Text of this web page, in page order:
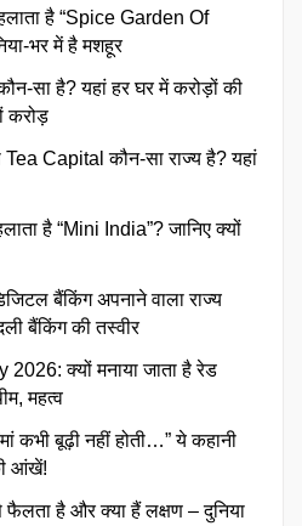
है “Spice Garden Of
भर में है मशहूर
सा है? यहां हर घर में करोड़ों की
करोड़
Capital कौन-सा राज्य है? यहां
है “Mini India”? जानिए क्यों
बैंकिंग अपनाने वाला राज्य
बैंकिंग की तस्वीर
क्यों मनाया जाता है रेड
महत्व
कभी बूढ़ी नहीं होती…” ये कहानी
आंखें!
है और क्या हैं लक्षण – दुनिया